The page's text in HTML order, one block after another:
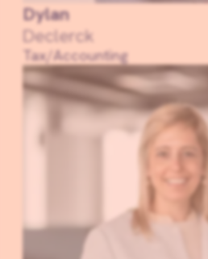
Dylan
Declerck
Tax/Accounting